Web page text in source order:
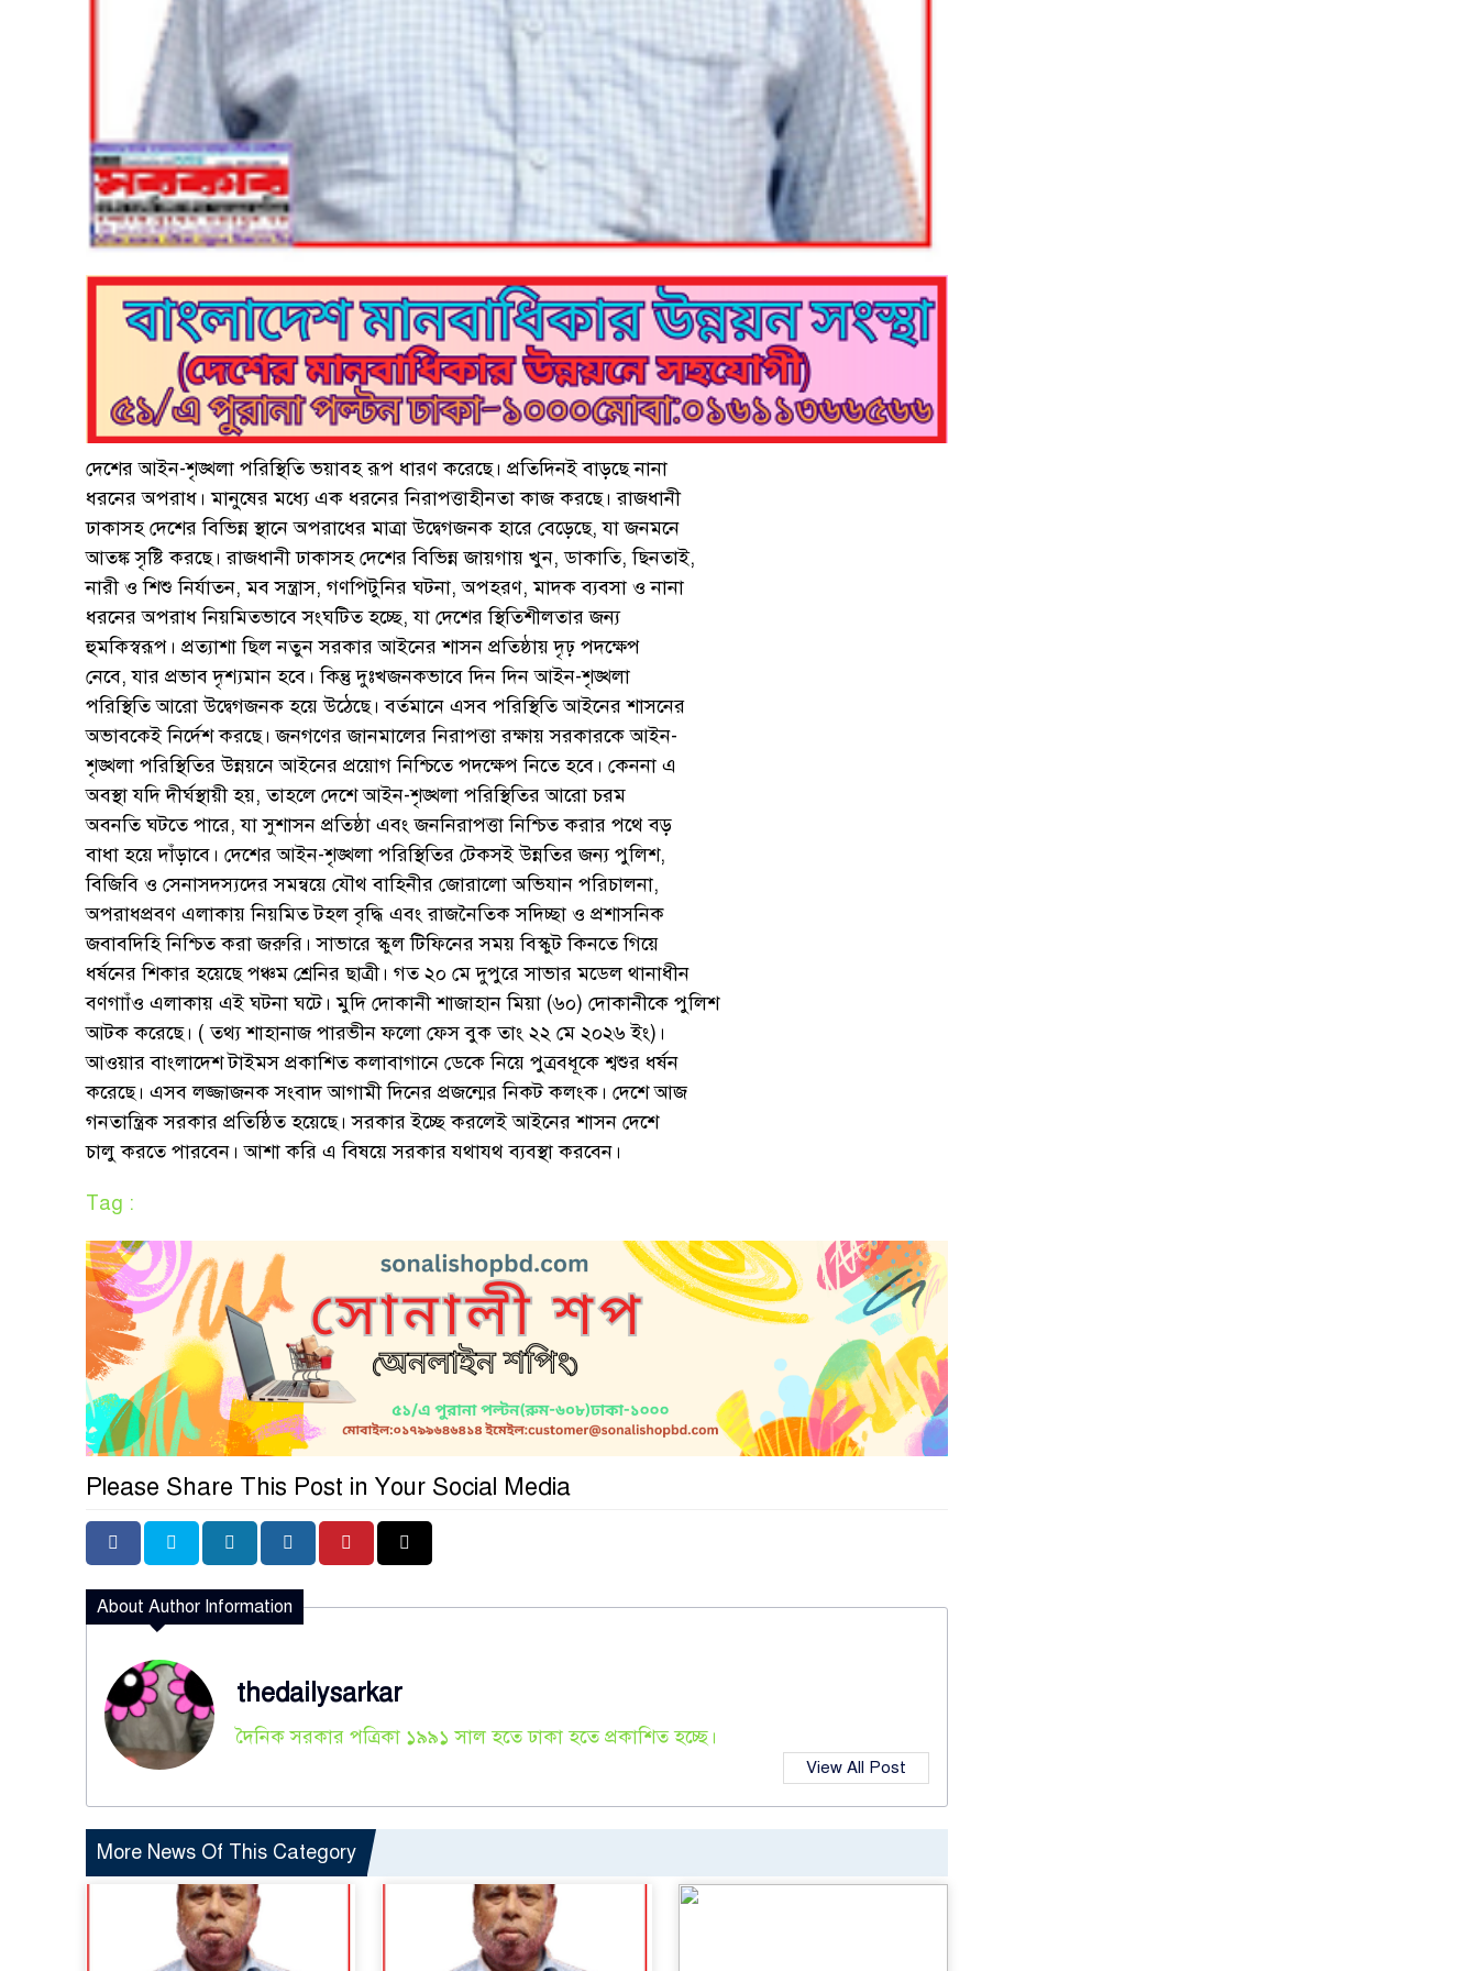
দেশের আইন-শৃঙ্খলা পরিস্থিতি ভয়াবহ রূপ ধারণ করেছে। প্রতিদিনই বাড়ছে নানা
ধরনের অপরাধ। মানুষের মধ্যে এক ধরনের নিরাপত্তাহীনতা কাজ করছে। রাজধানী
ঢাকাসহ দেশের বিভিন্ন স্থানে অপরাধের মাত্রা উদ্বেগজনক হারে বেড়েছে, যা জনমনে
আতঙ্ক সৃষ্টি করছে। রাজধানী ঢাকাসহ দেশের বিভিন্ন জায়গায় খুন, ডাকাতি, ছিনতাই,
নারী ও শিশু নির্যাতন, মব সন্ত্রাস, গণপিটুনির ঘটনা, অপহরণ, মাদক ব্যবসা ও নানা
ধরনের অপরাধ নিয়মিতভাবে সংঘটিত হচ্ছে, যা দেশের স্থিতিশীলতার জন্য
হুমকিস্বরূপ। প্রত্যাশা ছিল নতুন সরকার আইনের শাসন প্রতিষ্ঠায় দৃঢ় পদক্ষেপ
নেবে, যার প্রভাব দৃশ্যমান হবে। কিন্তু দুঃখজনকভাবে দিন দিন আইন-শৃঙ্খলা
পরিস্থিতি আরো উদ্বেগজনক হয়ে উঠেছে। বর্তমানে এসব পরিস্থিতি আইনের শাসনের
অভাবকেই নির্দেশ করছে। জনগণের জানমালের নিরাপত্তা রক্ষায় সরকারকে আইন-
শৃঙ্খলা পরিস্থিতির উন্নয়নে আইনের প্রয়োগ নিশ্চিতে পদক্ষেপ নিতে হবে। কেননা এ
অবস্থা যদি দীর্ঘস্থায়ী হয়, তাহলে দেশে আইন-শৃঙ্খলা পরিস্থিতির আরো চরম
অবনতি ঘটতে পারে, যা সুশাসন প্রতিষ্ঠা এবং জননিরাপত্তা নিশ্চিত করার পথে বড়
বাধা হয়ে দাঁড়াবে। দেশের আইন-শৃঙ্খলা পরিস্থিতির টেকসই উন্নতির জন্য পুলিশ,
বিজিবি ও সেনাসদস্যদের সমন্বয়ে যৌথ বাহিনীর জোরালো অভিযান পরিচালনা,
অপরাধপ্রবণ এলাকায় নিয়মিত টহল বৃদ্ধি এবং রাজনৈতিক সদিচ্ছা ও প্রশাসনিক
জবাবদিহি নিশ্চিত করা জরুরি। সাভারে স্কুল টিফিনের সময় বিস্কুট কিনতে গিয়ে
ধর্ষনের শিকার হয়েছে পঞ্চম শ্রেনির ছাত্রী। গত ২০ মে দুপুরে সাভার মডেল থানাধীন
বণগাাঁও এলাকায় এই ঘটনা ঘটে। মুদি দোকানী শাজাহান মিয়া (৬০) দোকানীকে পুলিশ
আটক করেছে। ( তথ্য শাহানাজ পারভীন ফলো ফেস বুক তাং ২২ মে ২০২৬ ইং)।
আওয়ার বাংলাদেশ টাইমস প্রকাশিত কলাবাগানে ডেকে নিয়ে পুত্রবধূকে শ্বশুর ধর্ষন
করেছে। এসব লজ্জাজনক সংবাদ আগামী দিনের প্রজন্মের নিকট কলংক। দেশে আজ
গনতান্ত্রিক সরকার প্রতিষ্ঠিত হয়েছে। সরকার ইচ্ছে করলেই আইনের শাসন দেশে
চালু করতে পারবেন। আশা করি এ বিষয়ে সরকার যথাযথ ব্যবস্থা করবেন।
Tag :
Please Share This Post in Your Social Media
About Author Information
thedailysarkar
দৈনিক সরকার পত্রিকা ১৯৯১ সাল হতে ঢাকা হতে প্রকাশিত হচ্ছে।
View All Post
More News Of This Category